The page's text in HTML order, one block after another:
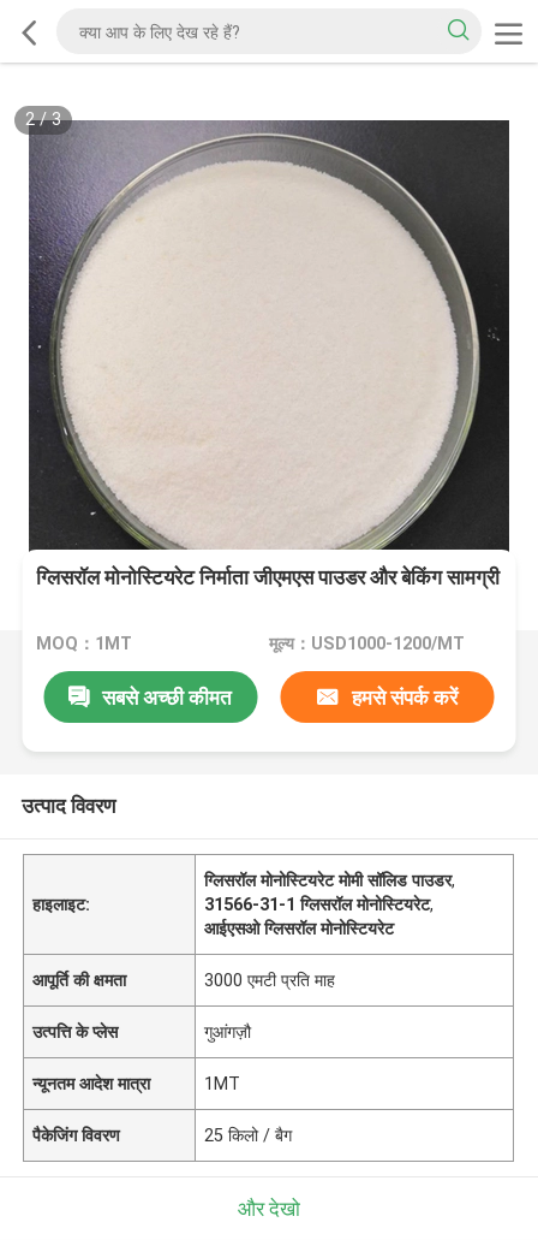
2/3
ग्लिसरॉल मोनोस्टियरेट निर्माता जीएमएस पाउडर और बेकिंग सामग्री
MOQ：1MT मूल्य：USD1000-1200/MT
सबसे अच्छी कीमत हमसे संपर्क करें
उत्पाद विवरण
हाइलाइट:
ग्लिसरॉल मोनोस्टियरेट मोमी सॉलिड पाउडर,
31566-31-1 ग्लिसरॉल मोनोस्टियरेट,
आईएसओ ग्लिसरॉल मोनोस्टियरेट
आपूर्ति की क्षमता 3000 एमटी प्रति माह
उत्पत्ति के प्लेस गुआंगज़ौ
न्यूनतम आदेश मात्रा 1MT
पैकेजिंग विवरण 25 किलो / बैग
और देखो